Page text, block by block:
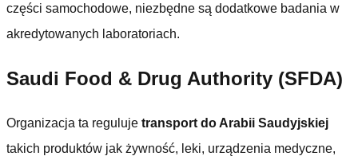
części samochodowe, niezbędne są dodatkowe badania w
akredytowanych laboratoriach.
Saudi Food & Drug Authority (SFDA)
Organizacja ta reguluje transport do Arabii Saudyjskiej
takich produktów jak żywność, leki, urządzenia medyczne,